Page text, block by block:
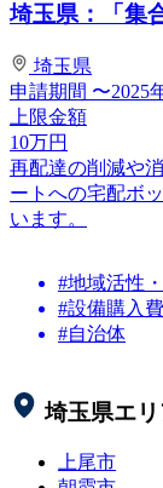
埼玉県：「集
埼玉県
申請期間 〜2025
上限金額
10万円
再配達の削減や
ートへの宅配ボ
います。
#地域活性
#設備購入費
#自治体
埼玉県エ
上尾市